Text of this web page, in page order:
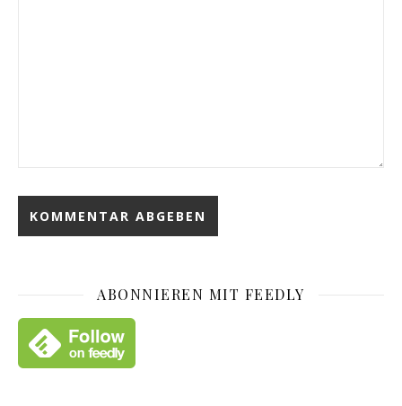
ABONNIEREN MIT FEEDLY